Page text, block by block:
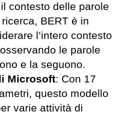
contesto delle parole
BERT è in
l’intero contesto
le parole
e la seguono.
Microsoft: Con 17
questo modello
varie attività di